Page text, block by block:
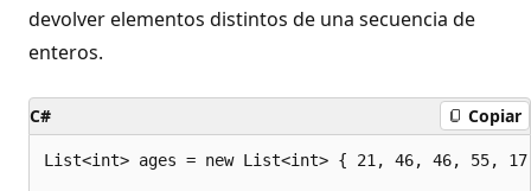
devolver elementos distintos de una secuencia de
enteros.
C# Copiar
List<int> ages = new List<int> { 21, 46, 46, 55,